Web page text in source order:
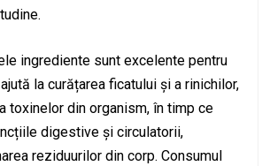
ingrediente sunt excelente pentru
la curățarea ficatului și a rinichilor,
toxinelor din organism, în timp ce
digestive și circulatorii,
reziduurilor din corp. Consumul